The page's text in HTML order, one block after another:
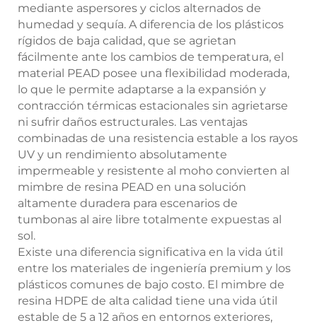
mediante aspersores y ciclos alternados de
humedad y sequía. A diferencia de los plásticos
rígidos de baja calidad, que se agrietan
fácilmente ante los cambios de temperatura, el
material PEAD posee una flexibilidad moderada,
lo que le permite adaptarse a la expansión y
contracción térmicas estacionales sin agrietarse
ni sufrir daños estructurales. Las ventajas
combinadas de una resistencia estable a los rayos
UV y un rendimiento absolutamente
impermeable y resistente al moho convierten al
mimbre de resina PEAD en una solución
altamente duradera para escenarios de
tumbonas al aire libre totalmente expuestas al
sol.
Existe una diferencia significativa en la vida útil
entre los materiales de ingeniería premium y los
plásticos comunes de bajo costo. El mimbre de
resina HDPE de alta calidad tiene una vida útil
estable de 5 a 12 años en entornos exteriores,